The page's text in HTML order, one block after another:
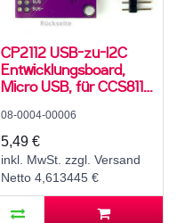
CP2112 USB-zu-I2C
Entwicklungsboard,
Micro USB, für CCS811
08-0004-00006
5,49 €
inkl. MwSt. zzgl. Versand
Netto 4,613445 €